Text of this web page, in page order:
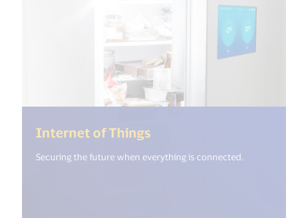
Internet of Things(<%=
Securing the future when everything is connected.